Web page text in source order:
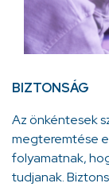
BIZTONSÁG
Az önkéntesek
megteremtése
folyamatnak,
tudjanak.